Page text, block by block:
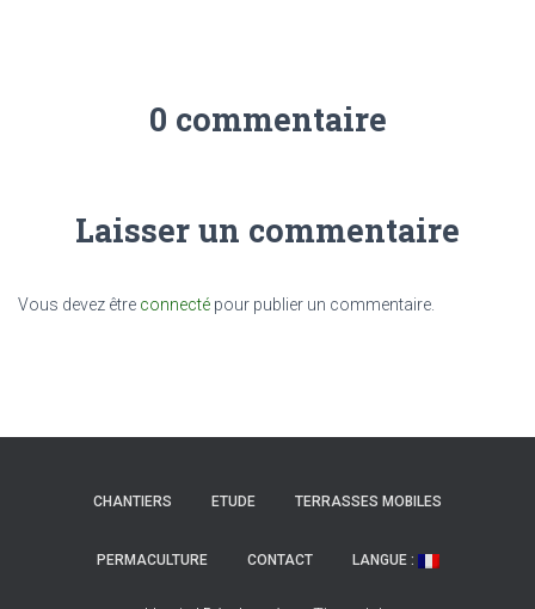
0 commentaire
Laisser un commentaire
Vous devez être connecté pour publier un commentaire.
CHANTIERS ETUDE TERRASSES MOBILES
PERMACULTURE CONTACT LANGUE :